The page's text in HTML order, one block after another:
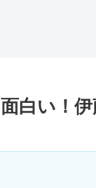
白い！